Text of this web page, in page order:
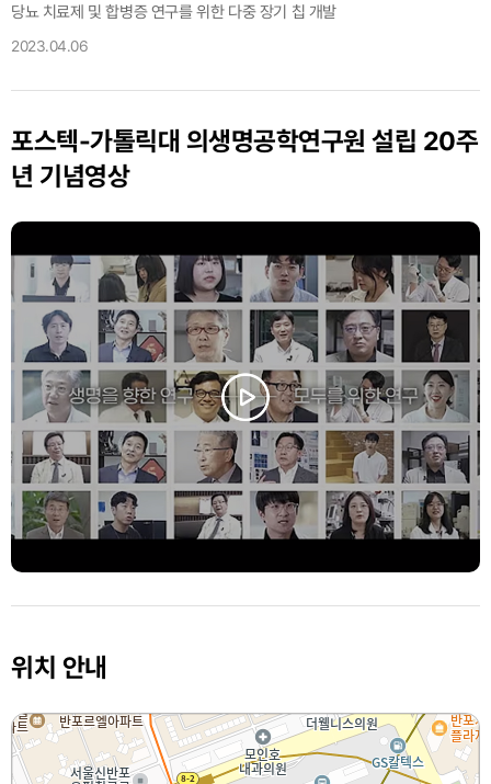
당뇨 치료제 및 합병증 연구를 위한 다중 장기 칩 개발
2023.04.06
포스텍-가톨릭대 의생명공학연구원 설립 20주
년 기념영상
위치 안내